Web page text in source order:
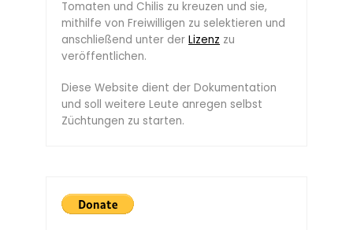
Tomaten und Chilis zu kreuzen und sie,
mithilfe von Freiwilligen zu selektieren und
anschließend unter derLizenz zu
veröffentlichen.
Diese Website dient der Dokumentation
und soll weitere Leute anregen selbst
Züchtungen zu starten.